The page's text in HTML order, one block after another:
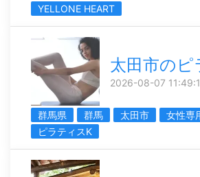
YELLONE HEART
太田市のピ
2026-08-07
群馬県 群馬 太田市
女性専
ピラティスK